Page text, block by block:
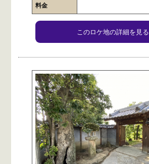
料金
このロケ地の詳細を見る